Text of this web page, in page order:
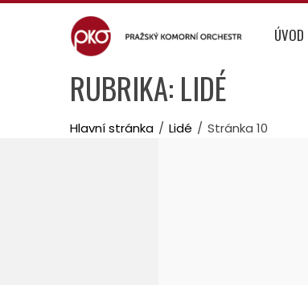
Skip
ÚVOD
RUBRIKA: LIDÉ
Hlavní stránka Lidé Stránka 10